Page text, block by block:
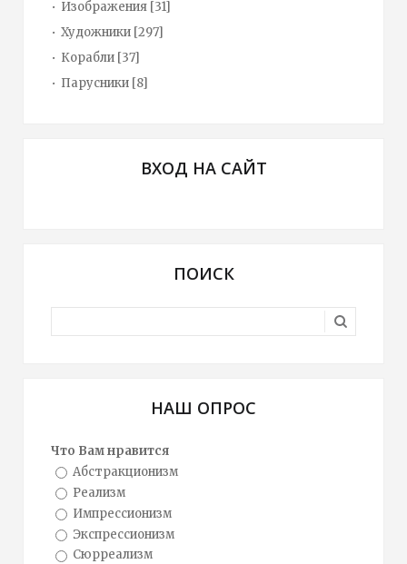
Изображения [31]
Художники [297]
Корабли [37]
Парусники [8]
ВХОД НА САЙТ
ПОИСК
НАШ ОПРОС
Что Вам нравится
Абстракционизм
Реализм
Импрессионизм
Экспрессионизм
Сюрреализм